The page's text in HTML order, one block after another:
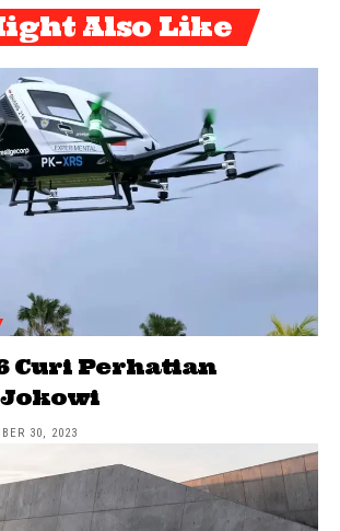
Also Like
Curi Perhatian
30, 2023